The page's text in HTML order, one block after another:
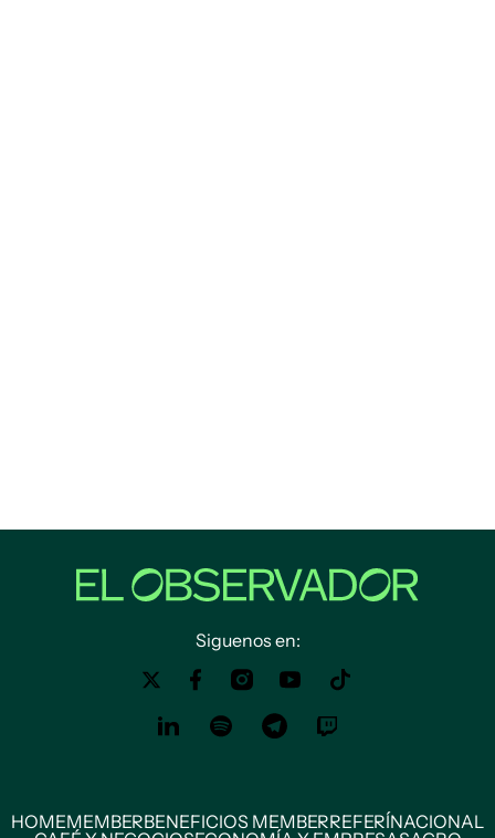
Siguenos en:
HOMEMEMBERBENEFICIOS MEMBERREFERÍNACIONAL